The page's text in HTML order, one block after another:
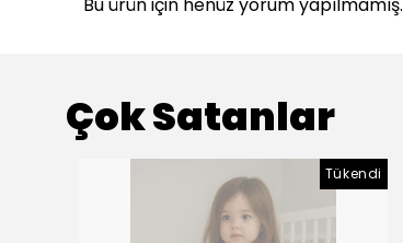
Çok Satanlar
Tükendi